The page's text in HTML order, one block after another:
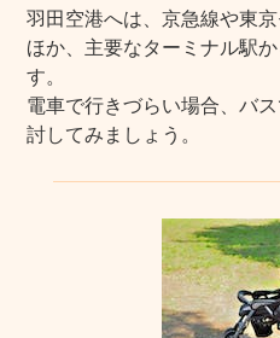
羽田空港へは、京急線や東
ほか、主要なターミナル駅
す。
電車で行きづらい場合、バ
討してみましょう。